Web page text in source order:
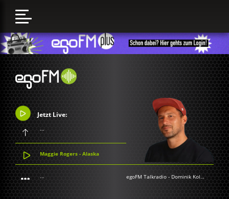
Jetzt Live:
...
Maggie Rogers - Alaska
... egoFM Talkradio - Dominik Kollmann